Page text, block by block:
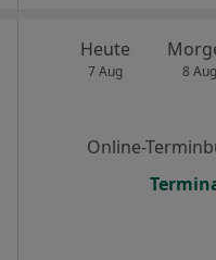
Heute
7 Aug 8 Aug
Online-